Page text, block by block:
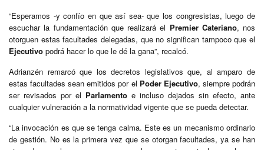
“Esperamos -y confío en que así sea- que los congresistas, luego de
escuchar la fundamentación que realizará el Premier Cateriano, nos
otorguen estas facultades delegadas, que no significan tampoco que el
Ejecutivo podrá hacer lo que le dé la gana”, recalcó.
Adrianzén remarcó que los decretos legislativos que, al amparo de
estas facultades sean emitidos por el Poder Ejecutivo, siempre podrán
ser revisados por el Parlamento e incluso dejados sin efecto, ante
cualquier vulneración a la normatividad vigente que se pueda detectar.
“La invocación es que se tenga calma. Este es un mecanismo ordinario
de gestión. No es la primera vez que se otorgan facultades, ya se han